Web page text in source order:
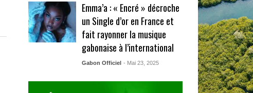
Emma’a : « Encré » décroche
un Single d’or en France et
fait rayonner la musique
gabonaise à l’international
Gabon Officiel - Mai 23, 2025